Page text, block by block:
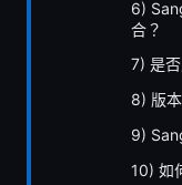
6)
合？
7) 是
8) 版
9)
10) 如